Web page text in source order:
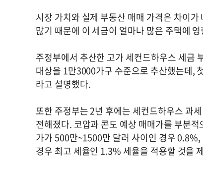
시장 가치와 실제 부동산 매매 가격은 차이
많기 때문에 이 세금이 얼마나 많은 주택에
주정부에서 추산한 고가 세컨드하우스 세금
대상을 1만3000가구 수준으로 추산했는데,
라고 설명했다.
또한 주정부는 2년 후에는 세컨드하우스 과
전해졌다. 코압과 콘도 예상 매매가를 부분
가가 500만~1500만 달러 사이인 경우
경우 최고 세율인 1.3% 세율을 적용할 것을